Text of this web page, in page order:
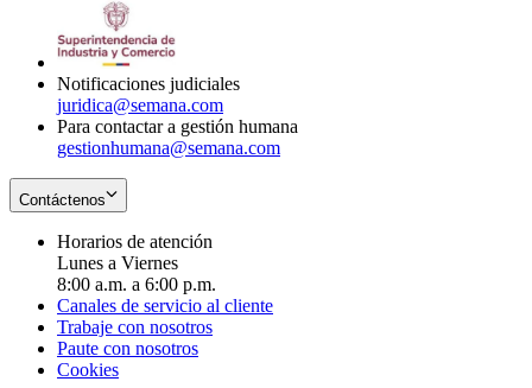
Notificaciones judiciales
juridica@semana.com
Para contactar a gestión humana
gestionhumana@semana.com
Contáctenos
Horarios de atención
Lunes a Viernes
8:00 a.m. a 6:00 p.m.
Canales de servicio al cliente
Trabaje con nosotros
Paute con nosotros
Cookies